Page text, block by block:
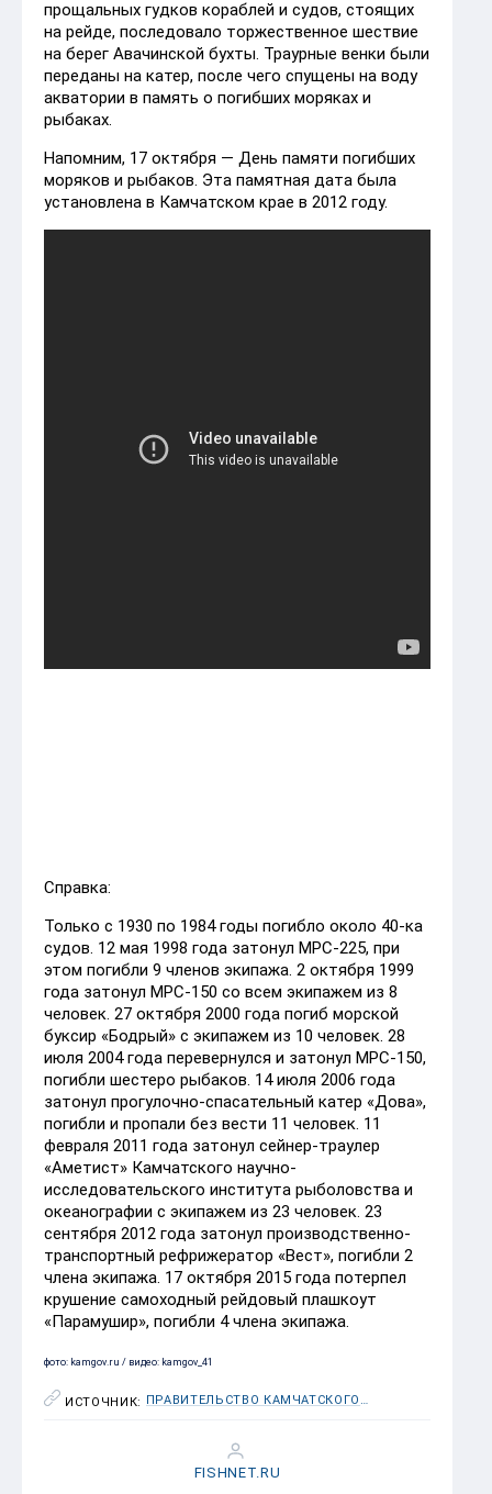
прощальных гудков кораблей и судов, стоящих
на рейде, последовало торжественное шествие
на берег Авачинской бухты. Траурные венки были
переданы на катер, после чего спущены на воду
акватории в память о погибших моряках и
рыбаках.
Напомним, 17 октября — День памяти погибших
моряков и рыбаков. Эта памятная дата была
установлена в Камчатском крае в 2012 году.
Справка:
Только с 1930 по 1984 годы погибло около 40-ка
судов. 12 мая 1998 года затонул МРС-225, при
этом погибли 9 членов экипажа. 2 октября 1999
года затонул МРС-150 со всем экипажем из 8
человек. 27 октября 2000 года погиб морской
буксир «Бодрый» с экипажем из 10 человек. 28
июля 2004 года перевернулся и затонул МРС-150,
погибли шестеро рыбаков. 14 июля 2006 года
затонул прогулочно-спасательный катер «Дова»,
погибли и пропали без вести 11 человек. 11
февраля 2011 года затонул сейнер-траулер
«Аметист» Камчатского научно-
исследовательского института рыболовства и
океанографии с экипажем из 23 человек. 23
сентября 2012 года затонул производственно-
транспортный рефрижератор «Вест», погибли 2
члена экипажа. 17 октября 2015 года потерпел
крушение самоходный рейдовый плашкоут
«Парамушир», погибли 4 члена экипажа.
фото: kamgov.ru / видео: kamgov_41
ИСТОЧНИК: ПРАВИТЕЛЬСТВО КАМЧАТСКОГО КРАЯ
FISHNET.RU